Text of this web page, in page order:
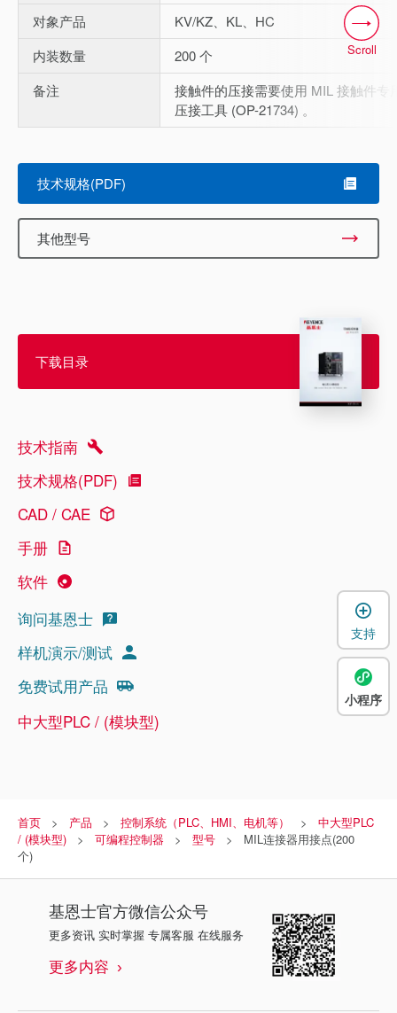
对象产品
KV/KZ、KL、HC
内装数量
200 个
备注
接触件的压接需要使用 MIL 接触件专
压接工具 (OP-21734) 。
Scroll
技术规格(PDF)
其他型号
下载目录
技术指南
技术规格(PDF)
CAD / CAE
手册
软件
询问基恩士
样机演示/测试
免费试用产品
中大型PLC / (模块型)
首页 产品 控制系统（PLC、HMI、电机等）
中大型PLC
/ (模块型)
可编程控制器 型号
MIL连接器用接点(200
个)
基恩士官方微信公众号
更多资讯 实时掌握 专属客服 在线服务
更多内容
支持
小程序